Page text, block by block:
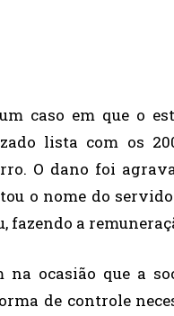
caso em que o
lista com os
O dano foi
o nome do
fazendo a
ocasião que a
de controle